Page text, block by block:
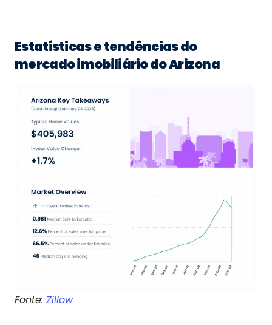
Estatísticas e tendências do
mercado imobiliário do Arizona
Fonte: Zillow